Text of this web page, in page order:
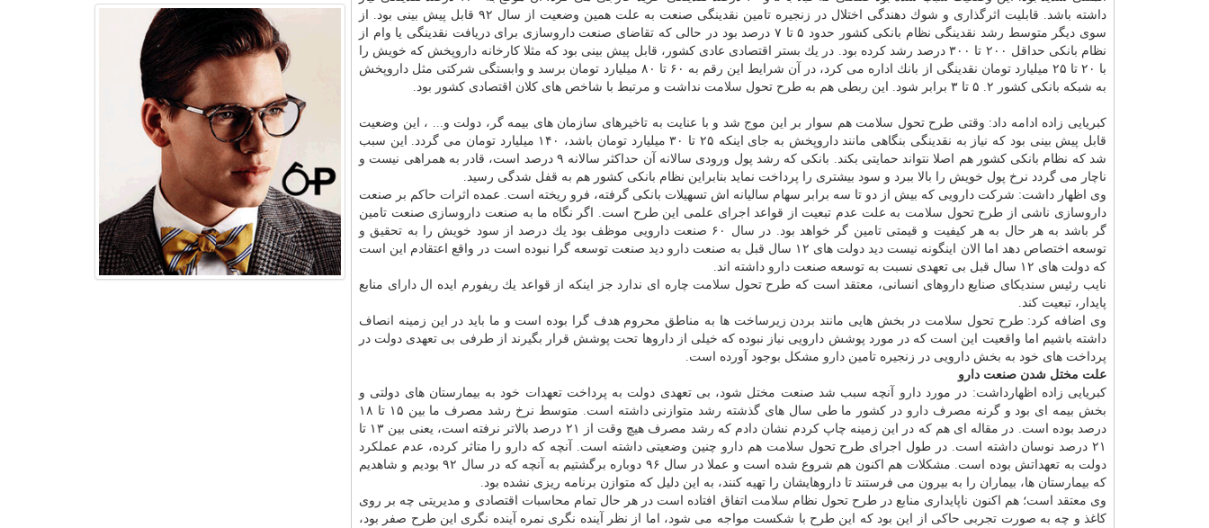
داشته باشد. قابلیت اثرگذاری و شوك دهندگی اختلال در زنجیره تامین نقدینگی صنعت به علت همین وضعیت از سال ۹۲ قابل پیش بینی بود. از
سوی دیگر متوسط رشد نقدینگی نظام بانكی كشور حدود ۵ تا ۷ درصد بود در حالی كه تقاضای صنعت داروسازی برای دریافت نقدینگی یا وام از
نظام بانكی حداقل ۲۰۰ تا ۳۰۰ درصد رشد كرده بود. در یك بستر اقتصادی عادی كشور، قابل پیش بینی بود كه مثلا كارخانه داروپخش كه خویش را
با ۲۰ تا ۲۵ میلیارد تومان نقدینگی از بانك اداره می كرد، در آن شرایط این رقم به ۶۰ تا ۸۰ میلیارد تومان برسد و وابستگی شركتی مثل داروپخش
به شبكه بانكی كشور ۲. ۵ تا ۳ برابر شود. این ربطی هم به طرح تحول
سلامت نداشت و مرتبط با شاخص های كلان اقتصادی كشور بود.
كبریایی زاده ادامه داد: وقتی طرح تحول سلامت هم سوار بر این موج شد و با عنایت به تاخیرهای سازمان های بیمه گر، دولت و... ، این وضعیت
قابل پیش بینی بود كه نیاز به نقدینگی بنگاهی مانند داروپخش به جای اینكه ۲۵ تا ۳۰ میلیارد تومان باشد، ۱۴۰ میلیارد تومان می گردد. این سبب
شد كه نظام بانكی كشور هم اصلا نتواند حمایتی بكند. بانكی كه رشد پول ورودی سالانه آن حداكثر سالانه ۹ درصد است، قادر به همراهی نیست و
ناچار می گردد نرخ پول خویش را بالا ببرد و سود بیشتری را پرداخت نماید بنابراین نظام بانكی كشور هم به قفل شدگی رسید.
وی اظهار داشت: شركت دارویی كه بیش از دو تا سه برابر سهام سالیانه اش تسهیلات بانكی گرفته، فرو ریخته است. عمده اثرات حاكم بر صنعت
داروسازی ناشی از طرح تحول سلامت به علت عدم تبعیت از قواعد اجرای علمی این طرح است. اگر نگاه ما به صنعت داروسازی صنعت تامین
گر باشد به هر حال به هر كیفیت و قیمتی تامین گر خواهد بود. در سال ۶۰ صنعت دارویی موظف بود یك درصد از سود خویش را به تحقیق و
توسعه اختصاص دهد اما الان اینگونه نیست دید دولت های ۱۲ سال قبل به صنعت
دارو دید صنعت توسعه گرا نبوده است در واقع اعتقادم این است
كه دولت های ۱۲ سال قبل بی تعهدی نسبت به توسعه صنعت
دارو داشته اند.
نایب رئیس سندیكای صنایع داروهای انسانی، معتقد است كه طرح تحول سلامت چاره ای ندارد جز اینكه از قواعد یك ریفورم ایده ال دارای منابع
پایدار، تبعیت كند.
وی اضافه كرد: طرح تحول سلامت در بخش هایی مانند بردن زیرساخت ها به مناطق محروم هدف گرا بوده است و ما باید در این زمینه انصاف
داشته باشیم اما واقعیت این است كه در مورد پوشش دارویی نیاز نبوده كه خیلی از داروها تحت پوشش قرار بگیرند از طرفی بی تعهدی دولت در
پرداخت های خود به بخش دارویی در زنجیره تامین دارو مشكل بوجود آورده است.
علت مختل شدن صنعت دارو
كبریایی زاده اظهارداشت: در مورددارو
آنچه سبب شد صنعت مختل شود، بی تعهدی دولت به پرداخت تعهدات خود به بیمارستان‎ های دولتی و
بخش بیمه ای بود و گرنه مصرف دارو
در كشور ما طی سال های گذشته رشد متوازنی داشته است. متوسط نرخ رشد مصرف ما بین ۱۵ تا ۱۸
درصد بوده است. در مقاله ای هم كه در این زمینه چاپ كردم نشان دادم كه رشد مصرف هیچ وقت از ۲۱ درصد بالاتر نرفته است، یعنی بین ۱۳ تا
۲۱ درصد نوسان داشته است. در طول اجرای طرح تحول
سلامت هم دارو چنین وضعیتی داشته است. آنچه كه دارو را متاثر كرده، عدم عملكرد
دولت به تعهداتش بوده است. مشكلات هم اكنون هم شروع شده است و عملا در سال ۹۶ دوباره برگشتیم به آنچه كه در سال ۹۲ بودیم و شاهدیم
كه بیمارستان ها، بیماران را به بیرون می فرستند تا داروهایشان را تهیه كنند، به این دلیل كه متوازن برنامه ریزی نشده بود.
وی معتقد است؛ هم اكنون ناپایداری منابع در طرح تحول نظام سلامت اتفاق افتاده است در هر حال تمام محاسبات اقتصادی و مدیریتی چه بر روی
كاغذ و چه به صورت تجربی حاكی از این بود كه این طرح با شكست مواجه می شود، اما از نظر آینده نگری نمره آینده نگری این طرح صفر بود،